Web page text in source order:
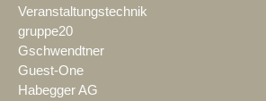
Veranstaltungstechnik
gruppe20
Gschwendtner
Guest-One
Habegger AG